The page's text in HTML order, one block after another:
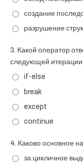
создание
разрушение
3. Какой оператор
следующей
if-else
break
except
continue
4. Каково основное
за цикличное